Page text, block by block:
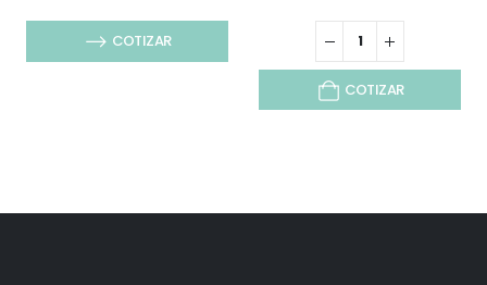
COTIZAR
COTIZAR